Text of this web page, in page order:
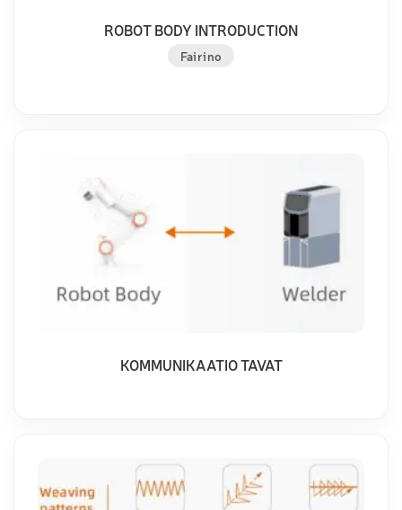
ROBOT BODY INTRODUCTION
Fairino
KOMMUNIKAATIO TAVAT